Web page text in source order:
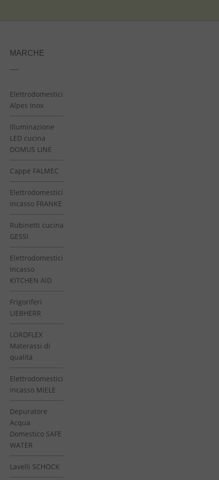
MARCHE
Elettrodomestici
Alpes Inox
Illuminazione
LED cucina
DOMUS LINE
Cappe FALMEC
Elettrodomestici
incasso FRANKE
Rubinetti cucina
GESSI
Elettrodomestici
incasso
KITCHEN AID
Frigoriferi
LIEBHERR
LORDFLEX
Materassi di
qualità
Elettrodomestici
incasso MIELE
Depuratore
Acqua
Domestico SAFE
WATER
Lavelli SCHOCK